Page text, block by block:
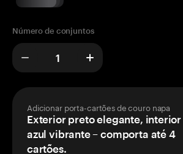
Número de conjuntos
Adicionar porta-cartões de couro napa
Exterior preto elegante, interior
azul vibrante – comporta até 4
cartões.